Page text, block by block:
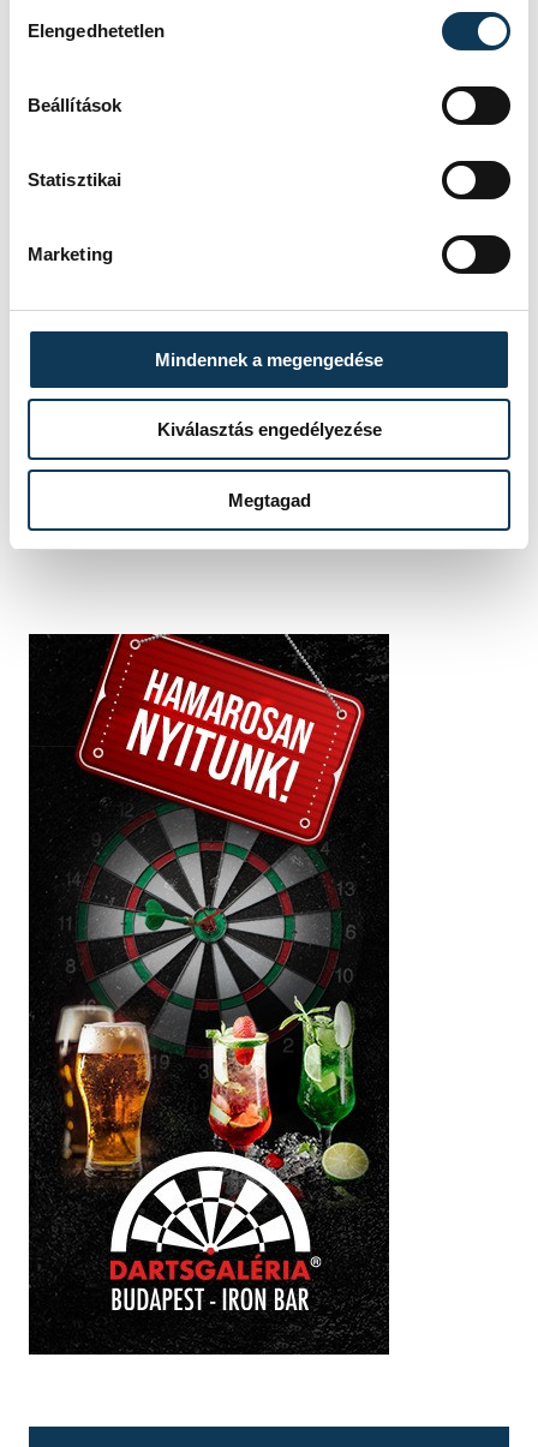
Elengedhetetlen
Beállítások
Statisztikai
Marketing
Mindennek a megengedése
Kiválasztás engedélyezése
Megtagad
Veszprém 1-3 (1-2)
tartó párharc állása: 2-2.
vehir.hu